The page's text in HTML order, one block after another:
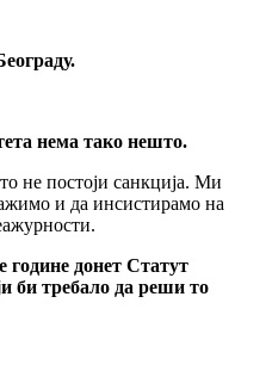
нема тако нешто.
не постоји санкција. Ми
и да инсистирамо на
године донет Статут
би требало да реши то